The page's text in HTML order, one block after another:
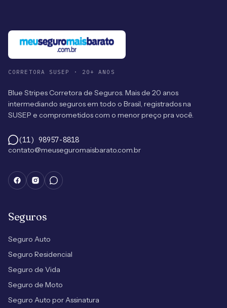
CORRETORA SUSEP · 20+ ANOS
Blue Stripes Corretora de Seguros. Mais de 20 anos
intermediando seguros em todo o Brasil, registrados na
SUSEP e comprometidos com o menor preço pra você.
(11) 98957-8818
contato@meuseguromaisbarato.com.br
Seguros
Seguro Auto
Seguro Residencial
Seguro de Vida
Seguro de Moto
Seguro Auto por Assinatura